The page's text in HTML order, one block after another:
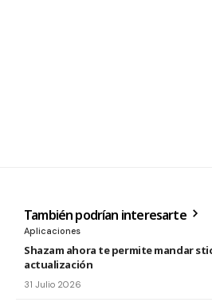
También podrían interesarte
Aplicaciones
Shazam ahora te permite mandar
actualización
31 Julio 2026